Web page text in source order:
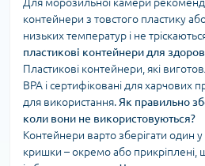
контейнери з товстого пластику або
низьких температур і не
пластикові контейнери для
Пластикові контейнери, які
BPA і сертифіковані для харчових
для використання. Як правильно
коли вони не використовуються?
Контейнери варто зберігати один
кришки – окремо або прикріплені,